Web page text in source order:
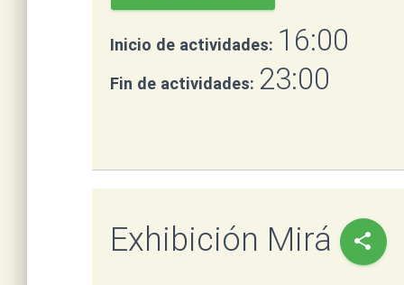
Inicio de actividades: 16:00
Fin de actividades: 23:00
Exhibición Mirá share